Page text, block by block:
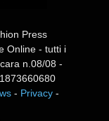
Press
Online - tutti i
n.08/08 -
- Privacy -